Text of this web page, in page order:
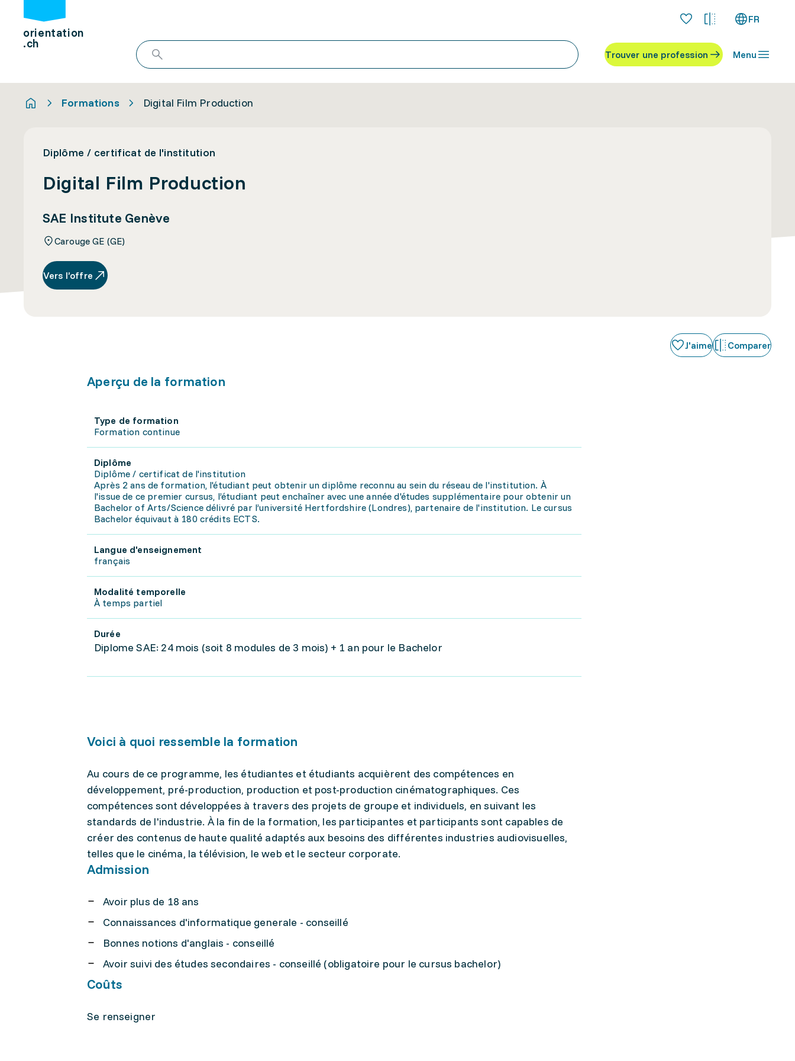
orientation
.ch
FR
Trouver une profession Menu
Formations Digital Film Production
Diplôme / certificat de l'institution
Digital Film Production
SAE Institute Genève
Carouge GE (GE)
Vers l’offre
J'aime Comparer
Aperçu de la formation
Type de formation
Formation continue
Diplôme
Diplôme / certificat de l'institution
Après 2 ans de formation, l'étudiant peut obtenir un diplôme reconnu au sein du réseau de l'institution. À
l'issue de ce premier cursus, l’étudiant peut enchaîner avec une année d'études supplémentaire pour obtenir un
Bachelor of Arts/Science délivré par l’université Hertfordshire (Londres), partenaire de l'institution. Le cursus
Bachelor équivaut à 180 crédits ECTS.
Langue d'enseignement
français
Modalité temporelle
À temps partiel
Durée
Diplome SAE: 24 mois (soit 8 modules de 3 mois) + 1 an pour le Bachelor
Voici à quoi ressemble la formation
Au cours de ce programme, les étudiantes et étudiants acquièrent des compétences en
développement, pré-production, production et post-production cinématographiques. Ces
compétences sont développées à travers des projets de groupe et individuels, en suivant les
standards de l'industrie. À la fin de la formation, les participantes et participants sont capables de
créer des contenus de haute qualité adaptés aux besoins des différentes industries audiovisuelles,
telles que le cinéma, la télévision, le web et le secteur corporate.
Admission
Avoir plus de 18 ans
Connaissances d'informatique generale - conseillé
Bonnes notions d'anglais - conseillé
Avoir suivi des études secondaires - conseillé (obligatoire pour le cursus bachelor)
Coûts
Se renseigner